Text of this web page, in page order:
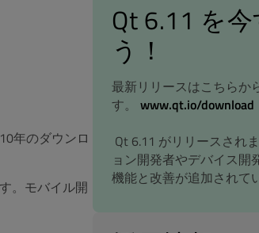
年のダウンロ
。モバイル開
Qt 6.11 を
う！
最新リリースはこちらか
す。 www.qt.io/download
Qt 6.11 がリリースされ
ョン開発者やデバイス開
機能と改善が追加されて